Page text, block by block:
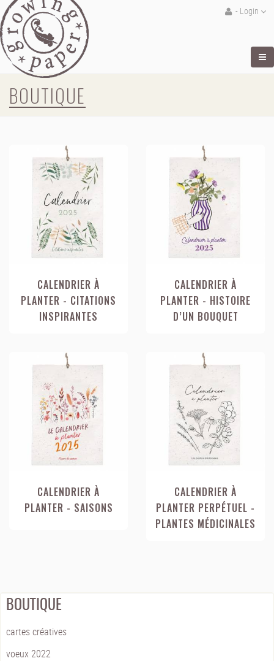
- Login
BOUTIQUE
CALENDRIER À
PLANTER - CITATIONS
INSPIRANTES
CALENDRIER À
PLANTER - HISTOIRE
D’UN BOUQUET
CALENDRIER À
PLANTER - SAISONS
CALENDRIER À
PLANTER PERPÉTUEL -
PLANTES MÉDICINALES
BOUTIQUE
cartes créatives
voeux 2022